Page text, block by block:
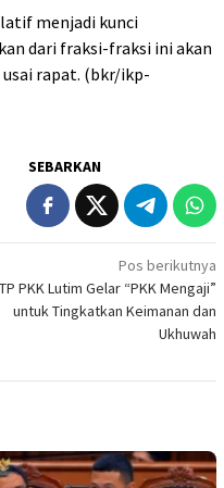
menjadi kunci
dari fraksi-fraksi ini akan
rapat. (bkr/ikp-
SEBARKAN
Pos berikutnya
TP PKK Lutim Gelar “PKK Mengaji”
untuk Tingkatkan Keimanan dan
Ukhuwah